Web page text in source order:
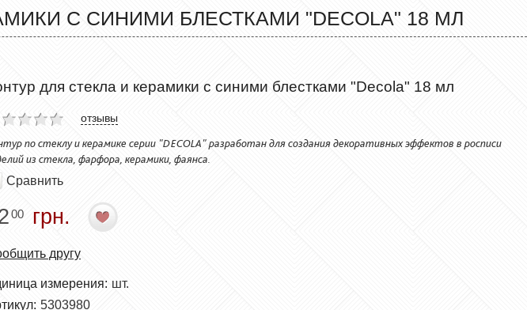
С СИНИМИ БЛЕСТКАМИ "DECOLA" 18 МЛ
для стекла и керамики с синими блестками "Decola" 18 мл
отзывы
по стеклу и керамике серии "DECOLA" разработан для создания декоративных эффектов в росписи
из стекла, фарфора, керамики, фаянса.
Сравнить
00 грн.
другу
измерения: шт.
5303980